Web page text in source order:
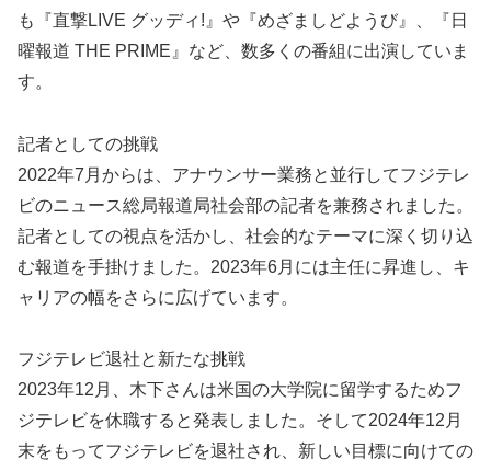
も『直撃LIVE グッディ!』や『めざましどようび』、『日
曜報道 THE PRIME』など、数多くの番組に出演していま
す。
記者としての挑戦
2022年7月からは、アナウンサー業務と並行してフジテレ
ビのニュース総局報道局社会部の記者を兼務されました。
記者としての視点を活かし、社会的なテーマに深く切り込
む報道を手掛けました。2023年6月には主任に昇進し、キ
ャリアの幅をさらに広げています。
フジテレビ退社と新たな挑戦
2023年12月、木下さんは米国の大学院に留学するためフ
ジテレビを休職すると発表しました。そして2024年12月
末をもってフジテレビを退社され、新しい目標に向けての